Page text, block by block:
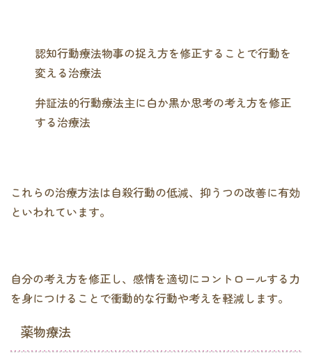
認知行動療法物事の捉え方を修正することで行動を
変える治療法
弁証法的行動療法主に白か黒か思考の考え方を修正
する治療法
これらの治療方法は自殺行動の低減、抑うつの改善に有効
といわれています。
自分の考え方を修正し、感情を適切にコントロールする力
を身につけることで衝動的な行動や考えを軽減します。
薬物療法